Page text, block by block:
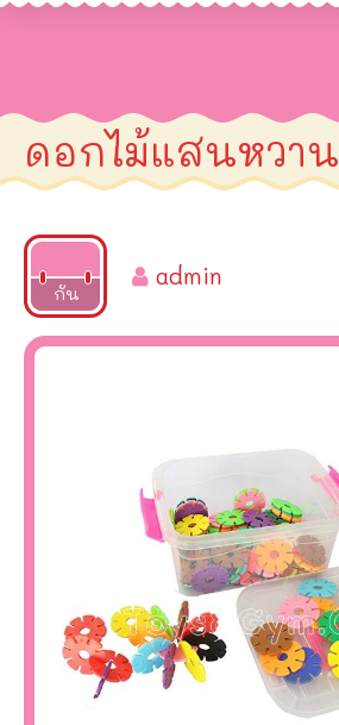
ดอกไม้แสนหวาน
กัน
2025
admin